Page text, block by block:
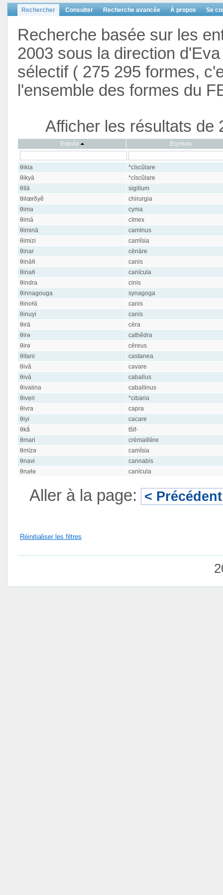
Rechercher Consulter Recherche avancée À propos Se
Recherche basée sur les
2003 sous la direction
sélectif ( 275 295 formes,
l'ensemble des formes du
Afficher les résultats de
Entrée Étymon
θikla
*cīscŭlare
θikyā
*cīscŭlare
θīlā
sigillum
θilœrδyẽ
chirurgia
θima
cyma
θimá
cīmex
θiminā
camīnus
θimizi
camĭsia
θinar
cēnāre
θināɫi
canis
θinaɫi
canīcula
θindra
cinis
θinnagouga
synagoga
θinoɫā
canis
θinuyi
canis
θirā
cēra
θirə
cathĕdra
θirə
cēreus
θitani
castanea
θivă
cavare
θivá
caballus
θivalina
caballinus
θivẹri
*cibaria
θivra
capra
θiyi
cacare
θkǻ
tšif-
θmari
crémaillère
θmīzə
camĭsia
θnavi
cannabis
θnaɫə
canīcula
Aller à la page: < Précédent
Réinitialiser les filtres